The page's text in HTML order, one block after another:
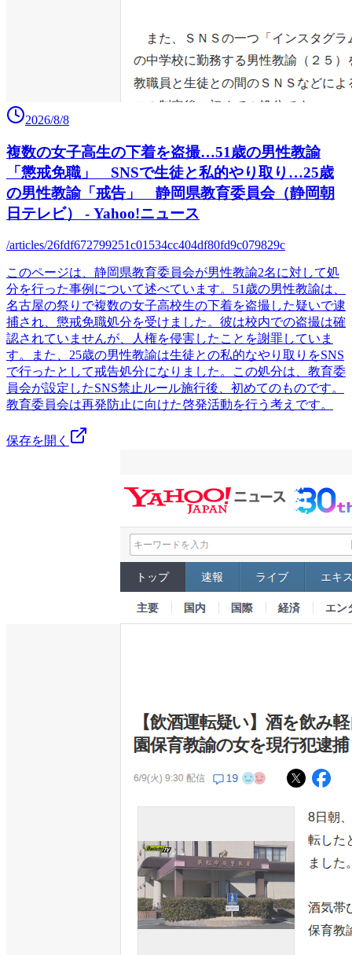
2026/8/8
複数の女子高生の下着を盗撮…51歳の男性教諭
「懲戒免職」 SNSで生徒と私的やり取り…25歳
の男性教諭「戒告」 静岡県教育委員会（静岡朝
日テレビ） - Yahoo!ニュース
/articles/26fdf672799251c01534cc404df80fd9c079829c
このページは、静岡県教育委員会が男性教諭2名に対して処
分を行った事例について述べています。51歳の男性教諭は、
名古屋の祭りで複数の女子高校生の下着を盗撮した疑いで逮
捕され、懲戒免職処分を受けました。彼は校内での盗撮は確
認されていませんが、人権を侵害したことを謝罪していま
す。また、25歳の男性教諭は生徒との私的なやり取りをSNS
で行ったとして戒告処分になりました。この処分は、教育委
員会が設定したSNS禁止ルール施行後、初めてのものです。
教育委員会は再発防止に向けた啓発活動を行う考えです。
保存を開く